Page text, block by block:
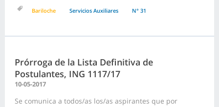
Bariloche Servicios Auxiliares N° 31
Prórroga de la Lista Definitiva de
Postulantes, ING 1117/17
10-05-2017
Se comunica a todos/as los/as aspirantes que por